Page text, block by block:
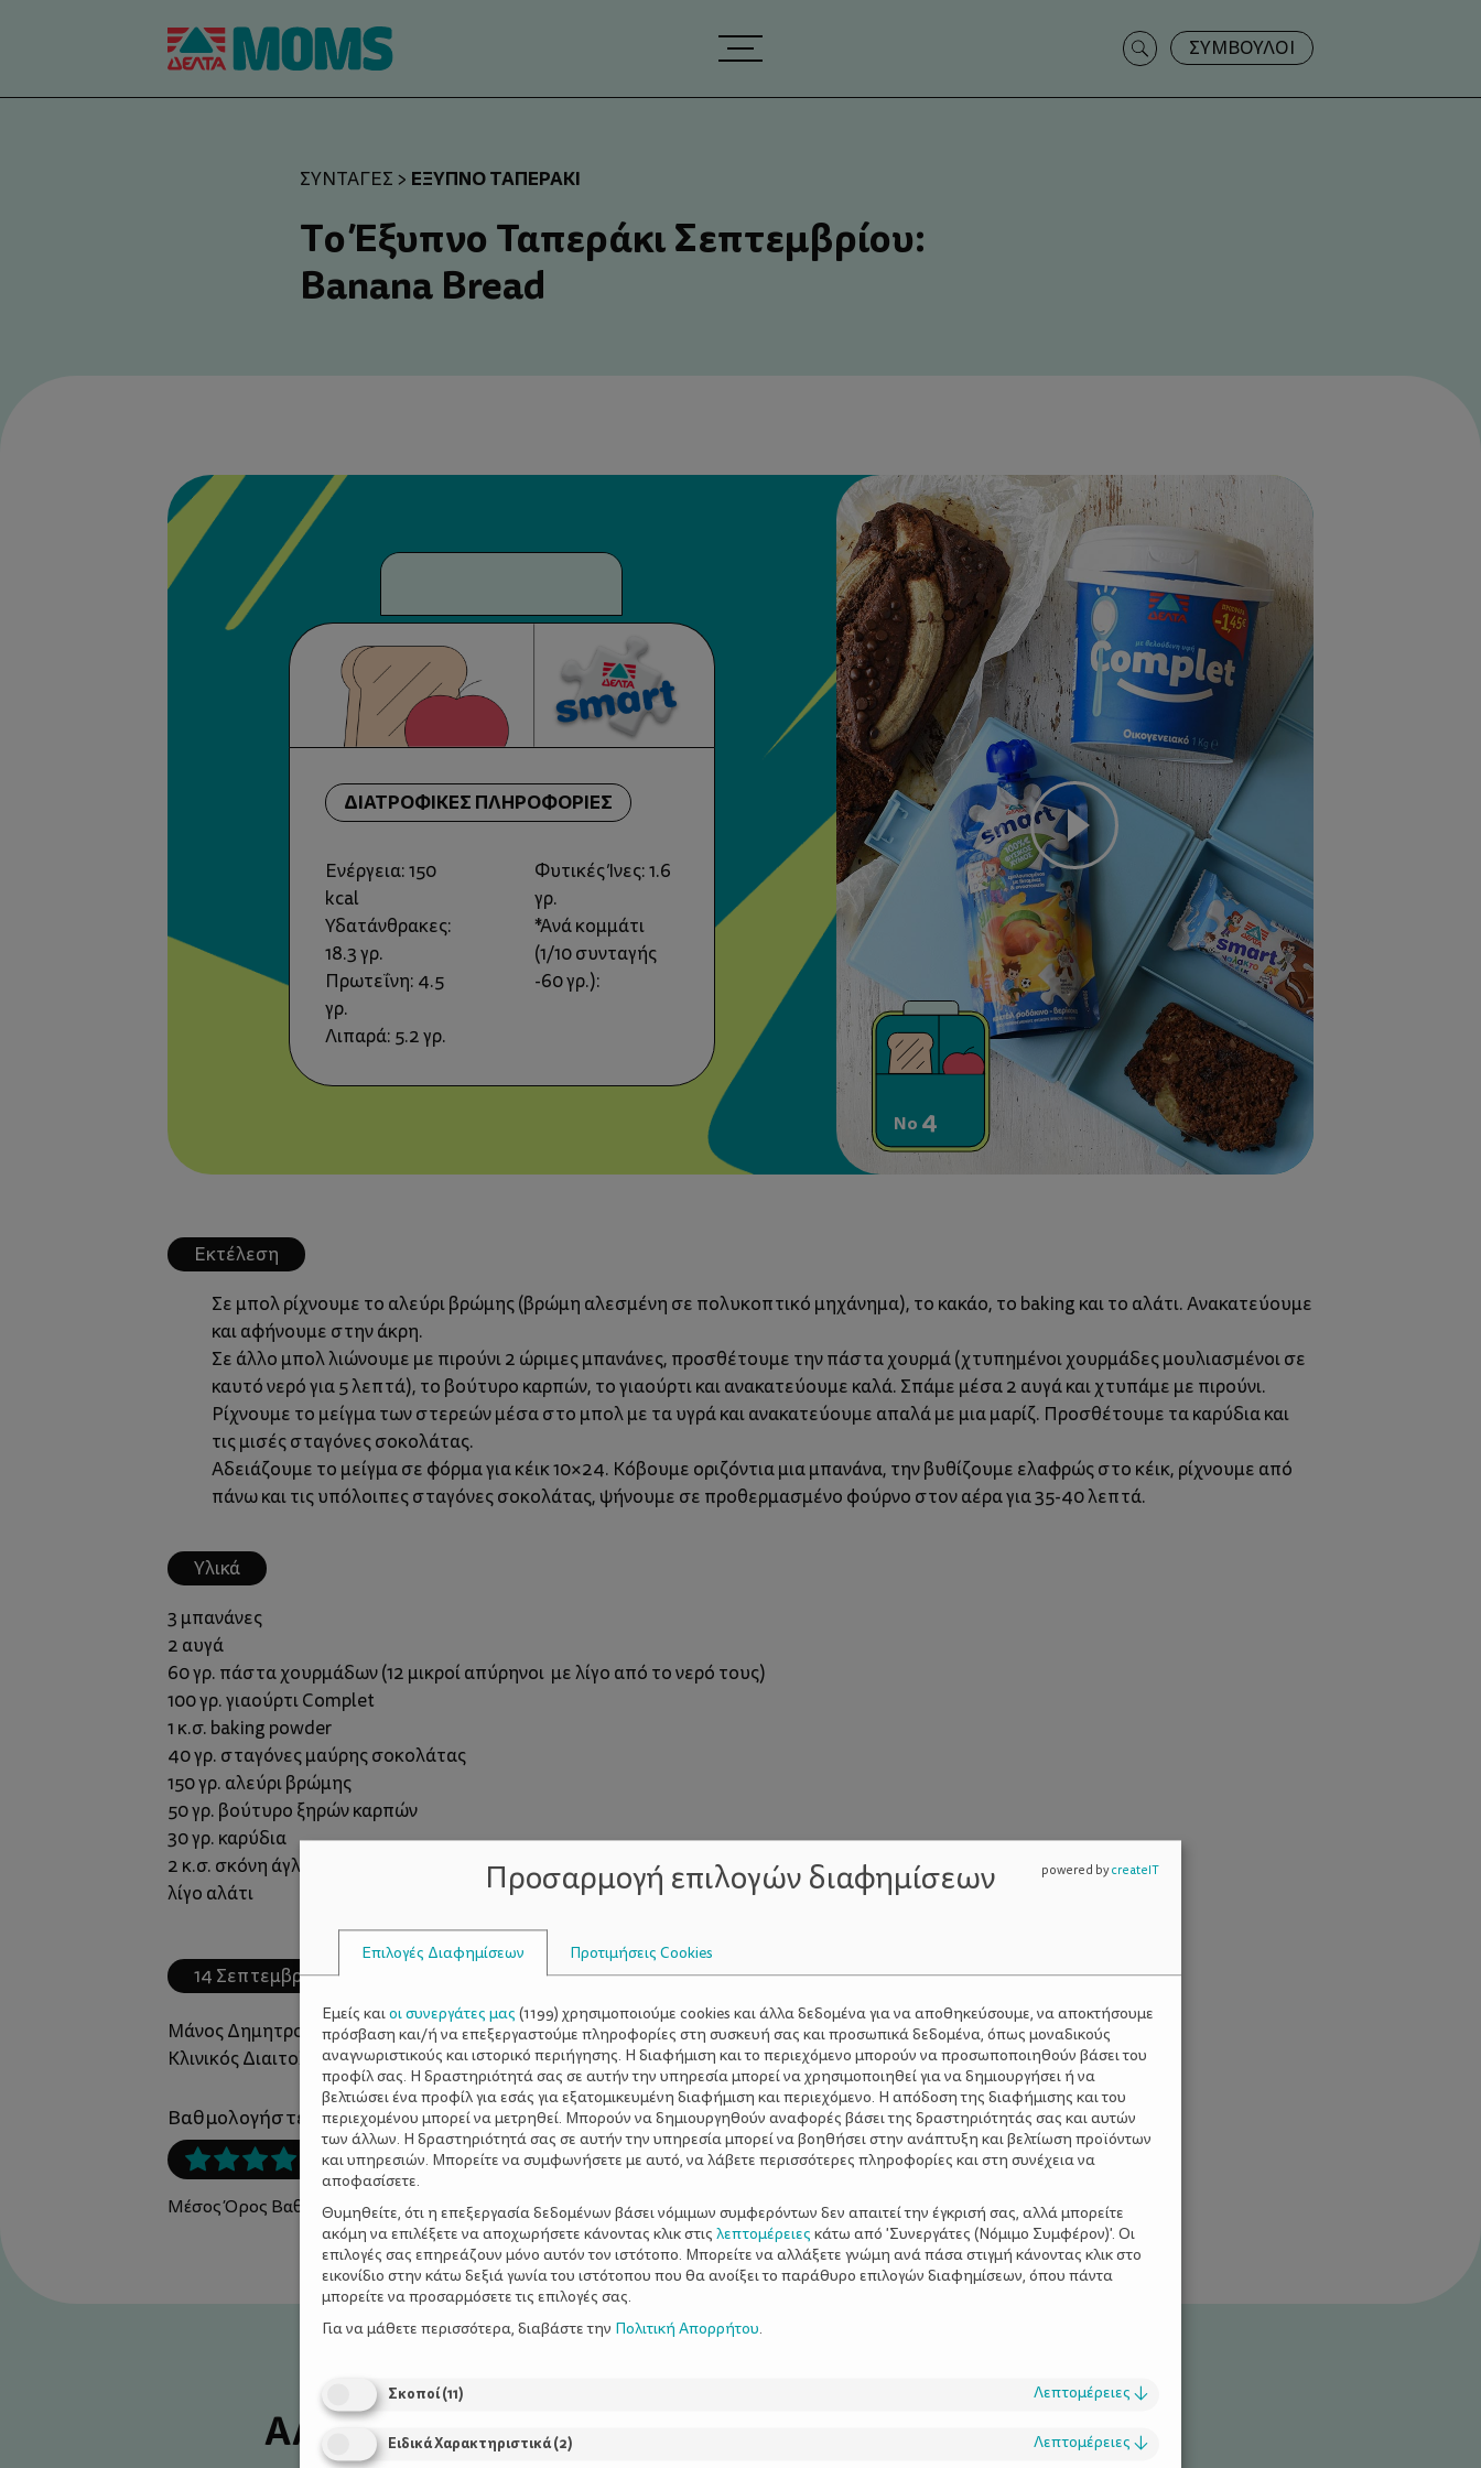
Search
for:
ΣΥΜΒΟΥΛΟΙ
ΣΥΝΤΑΓΈΣ > ΈΞΥΠΝΟ ΤΑΠΕΡΆΚΙ
Το Έξυπνο Ταπεράκι Σεπτεμβρίου:
Banana Bread
ΔΙΑΤΡΟΦΙΚΕΣ ΠΛΗΡΟΦΟΡΙΕΣ
Ενέργεια: 150
kcal
Υδατάνθρακες:
18.3 γρ.
Πρωτεΐνη: 4.5
γρ.
Λιπαρά: 5.2 γρ.
Φυτικές Ίνες: 1.6
γρ.
*Ανά κομμάτι
(1/10 συνταγής
-60 γρ.):
No 4
Υλικά
3 μπανάνες
2 αυγά
60 γρ. πάστα χουρμάδων (12 μικροί απύρηνοι με λίγο από το νερό τους)
100 γρ. γιαούρτι Complet
1 κ.σ. baking powder
40 γρ. σταγόνες μαύρης σοκολάτας
150 γρ. αλεύρι βρώμης
50 γρ. βούτυρο ξηρών καρπών
30 γρ. καρύδια
2 κ.σ. σκόνη άγλυκου κακάο
λίγο αλάτι
14 Σεπτεμβρίου 2024
Μάνος Δημητρούλης,
Κλινικός Διαιτολόγος-Διατροφολόγος
Βαθμολογήστε αυτό το άρθρο :
Μέσος Όρος Βαθμολογίας:5/ 5. Προσμέτρηση ψήφων:1
Εκτέλεση
Σε μπολ ρίχνουμε το αλεύρι βρώμης (βρώμη αλεσμένη σε πολυκοπτικό μηχάνημα), το κακάο, το baking και το αλάτι. Ανακατεύουμε
και αφήνουμε στην άκρη.
Σε άλλο μπολ λιώνουμε με πιρούνι 2 ώριμες μπανάνες, προσθέτουμε την πάστα χουρμά (χτυπημένοι χουρμάδες μουλιασμένοι σε
καυτό νερό για 5 λεπτά), το βούτυρο καρπών, το γιαούρτι και ανακατεύουμε καλά. Σπάμε μέσα 2 αυγά και χτυπάμε με πιρούνι.
Ρίχνουμε το μείγμα των στερεών μέσα στο μπολ με τα υγρά και ανακατεύουμε απαλά με μια μαρίζ. Προσθέτουμε τα καρύδια και
τις μισές σταγόνες σοκολάτας.
Αδειάζουμε το μείγμα σε φόρμα για κέικ 10×24. Κόβουμε οριζόντια μια μπανάνα, την βυθίζουμε ελαφρώς στο κέικ, ρίχνουμε από
πάνω και τις υπόλοιπες σταγόνες σοκολάτας, ψήνουμε σε προθερμασμένο φούρνο στον αέρα για 35-40 λεπτά.
ΑΛΛΑ ΕΞΥΠΝΑ ΤΑΠΕΡΑΚΙΑ
Προσαρμογή επιλογών διαφημίσεων
Επιλογές Διαφημίσεων Προτιμήσεις Cookies
Εμείς καιοι συνεργάτες μας (1199) χρησιμοποιούμε cookies και άλλα δεδομένα για να αποθηκεύσουμε, να αποκτήσουμε
πρόσβαση και/ή να επεξεργαστούμε πληροφορίες στη συσκευή σας και προσωπικά δεδομένα, όπως μοναδικούς
αναγνωριστικούς και ιστορικό περιήγησης. Η διαφήμιση και το περιεχόμενο μπορούν να προσωποποιηθούν βάσει του
προφίλ σας. Η δραστηριότητά σας σε αυτήν την υπηρεσία μπορεί να χρησιμοποιηθεί για να δημιουργήσει ή να
βελτιώσει ένα προφίλ για εσάς για εξατομικευμένη διαφήμιση και περιεχόμενο. Η απόδοση της διαφήμισης και του
περιεχομένου μπορεί να μετρηθεί. Μπορούν να δημιουργηθούν αναφορές βάσει της δραστηριότητάς σας και αυτών
των άλλων. Η δραστηριότητά σας σε αυτήν την υπηρεσία μπορεί να βοηθήσει στην ανάπτυξη και βελτίωση προϊόντων
και υπηρεσιών. Μπορείτε να συμφωνήσετε με αυτό, να λάβετε περισσότερες πληροφορίες και στη συνέχεια να
αποφασίσετε.
Θυμηθείτε, ότι η επεξεργασία δεδομένων βάσει νόμιμων συμφερόντων δεν απαιτεί την έγκρισή σας, αλλά μπορείτε
ακόμη να επιλέξετε να αποχωρήσετε κάνοντας κλικ στις λεπτομέρειες κάτω από 'Συνεργάτες (Νόμιμο Συμφέρον)'. Οι
επιλογές σας επηρεάζουν μόνο αυτόν τον ιστότοπο. Μπορείτε να αλλάξετε γνώμη ανά πάσα στιγμή κάνοντας κλικ στο
εικονίδιο στην κάτω δεξιά γωνία του ιστότοπου που θα ανοίξει το παράθυρο επιλογών διαφημίσεων, όπου πάντα
μπορείτε να προσαρμόσετε τις επιλογές σας.
Για να μάθετε περισσότερα, διαβάστε την Πολιτική Απορρήτου.
Σκοποί(11) Λεπτομέρειες ↓
Ειδικά Χαρακτηριστικά(2) Λεπτομέρειες ↓
powered bycreateIT